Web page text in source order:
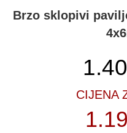
Brzo sklopivi
CIJENA